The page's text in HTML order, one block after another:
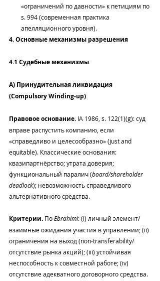
«ограничений по давности» к петициям по
s. 994 (современная практика
апелляционного уровня).
4. Основные механизмы разрешения
4.1 Судебные механизмы
A) Принудительная ликвидация
(Compulsory Winding‑up)
Правовое основание. IA 1986, s. 122(1)(g): суд
вправе распустить компанию, если
«справедливо и целесообразно» (just and
equitable). Классические основания:
квазипартнёрство; утрата доверия;
функциональный паралич (board/shareholder
deadlock); невозможность справедливого
альтернативного средства.
Критерии. По Ebrahimi: (i) личный элемент/
взаимные ожидания участия в управлении; (ii)
ограничения на выход (non‑transferability/
отсутствие рынка акций); (iii) устойчивая
неспособность к совместной работе; (iv)
отсутствие адекватного договорного средства.